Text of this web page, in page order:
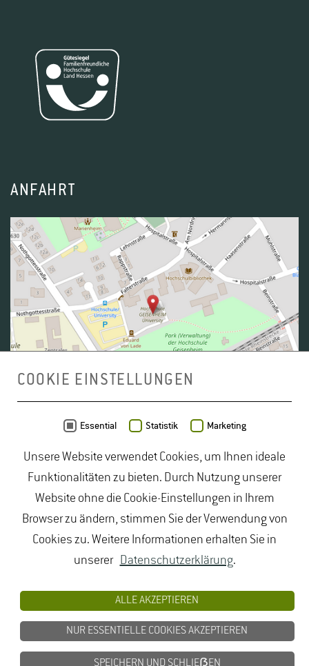
ANFAHRT
OpenStreetMap - Veröffentlicht unterODbL
duales Studium Gartenbau| Gartenbau Studium|
Lebensmittelrecht Studium|Lebensmittelsicherheit
Studium| Naturschutz Studium|Oenologie
Studium| Studiengang Logistik|Studiengänge
Lebensmittel |Studiengänge Natur| Studiengänge
Studium Landschaftsarchitektur
Studium Lebensmittel|Studium
Lebensmittelsicherheit|Studium Logistik|Studium
Studium Naturschutz|Studium
COOKIE EINSTELLUNGEN
Essential Statistik Marketing
Unsere Website verwendet Cookies, um Ihnen ideale
Funktionalitäten zu bieten. Durch Nutzung unserer
Website ohne die Cookie-Einstellungen in Ihrem
Browser zu ändern, stimmen Sie der Verwendung von
Cookies zu. Weitere Informationen erhalten Sie in
unserer Datenschutzerklärung.
ALLE AKZEPTIEREN
NUR ESSENTIELLE COOKIES AKZEPTIEREN
SPEICHERN UND SCHLIEẞEN